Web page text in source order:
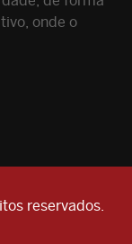
onde o
reservados.